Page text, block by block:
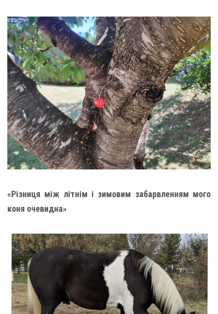
«Різниця між літнім і зимовим забарвленням мого
коня очевидна»